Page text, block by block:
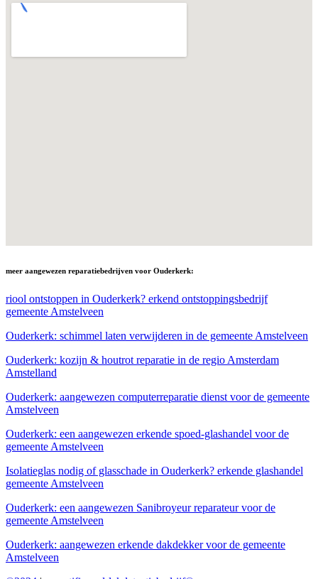
meer aangewezen reparatiebedrijven voor Ouderkerk:
riool ontstoppen in Ouderkerk? erkend ontstoppingsbedrijf
gemeente Amstelveen
Ouderkerk: schimmel laten verwijderen in de gemeente Amstelveen
Ouderkerk: kozijn & houtrot reparatie in de regio Amsterdam
Amstelland
Ouderkerk: aangewezen computerreparatie dienst voor de gemeente
Amstelveen
Ouderkerk: een aangewezen erkende spoed-glashandel voor de
gemeente Amstelveen
Isolatieglas nodig of glasschade in Ouderkerk? erkende glashandel
gemeente Amstelveen
Ouderkerk: een aangewezen Sanibroyeur reparateur voor de
gemeente Amstelveen
Ouderkerk: aangewezen erkende dakdekker voor de gemeente
Amstelveen